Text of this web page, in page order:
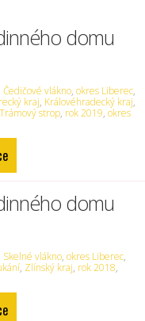
domu
,Čedičové vlákno,okres Liberec,
kraj, Královéhradecký kraj,
Trámový strop, rok 2019,okres
domu
Skelné vlákno,okres Liberec,
, Zlínský kraj, rok 2018,